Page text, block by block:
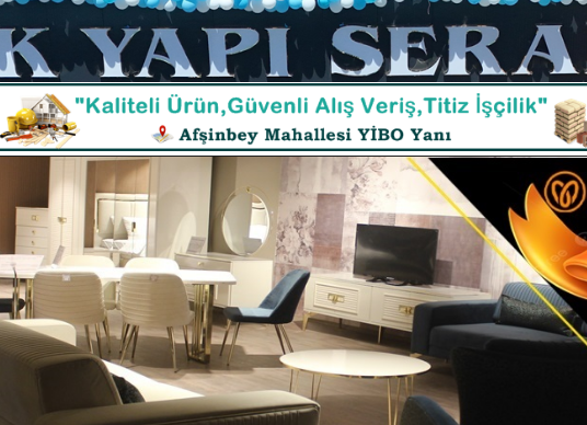
Erdoğan, Ayser Çalık Ortaokulu Şehitlerinin Aileleriyle Bir Araya Geldi.